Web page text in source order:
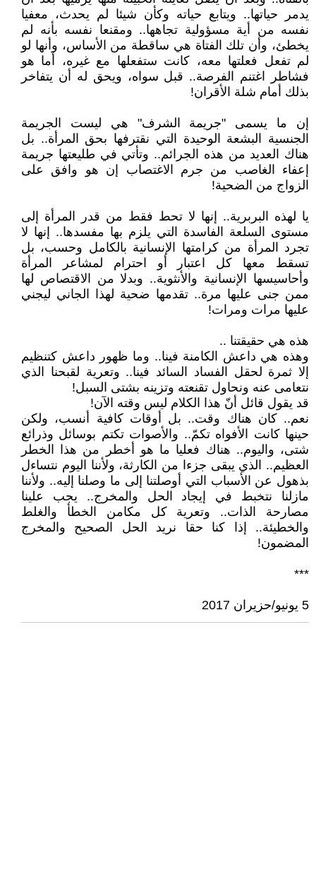
يدمر حياتها.. ويتابع حياته وكأن شيئا لم يحدث، معفيا
نفسه من أية مسؤولية تجاهها.. ومقنعا نفسه بأنه لم
يخطئ، وأن تلك الفتاة هي ساقطة من الأساس، وأنها لو
لم تفعل فعلتها معه، كانت ستفعلها مع غيره، أما هو
فشاطر اغتنم الفرصة.. قبل سواه، ويحق له أن يتفاخر
بذلك أمام شلة الأقران!
إن ما يسمى "جريمة الشرف" هي ليست الجريمة
الجنسية البشعة الوحيدة التي نقترفها بحق المرأة.. بل
هناك العديد من هذه الجرائم.. وتأتي في طليعتها جريمة
إعفاء الغاصب من جرم الاغتصاب إن هو وافق على
الزواج من الضحية!
يا لهذه البربرية.. إنها لا تحط فقط من قدر المرأة إلى
مستوى السلعة الفاسدة التي يلزم بها مفسدها.. إنها لا
تجرد المرأة من كرامتها الإنسانية بالكامل وحسب، بل
تسقط معها كل اعتبار أو احترام لمشاعر المرأة
وأحاسيسها الإنسانية والأنثوية.. وبدلا من الاقتصاص لها
ممن جنى عليها مرة.. تقدمها ضحية لهذا الجاني ليجني
عليها مرات ومرات!
هذه هي حقيقتنا ..
وهذه هي داعش الكامنة فينا.. وما ظهور داعش كتنظيم
إلا ثمرة لحقل الفساد السائد فينا.. وتعرية لقبحنا الذي
نتعامى عنه ونحاول تقنعته وتزينه بشتى السبل!
قد يقول قائل أنّ هذا الكلام ليس وقته الآن!
نعم.. كان هناك وقت.. بل أوقات كافية أنسب، ولكن
حينها كانت الأفواه تكمّ.. والأصوات تكتم بوسائل وذرائع
شتى، واليوم.. هناك فعليا ما هو أخطر من هذا الخطر
العظيم.. الذي يبقى جزءا من الكارثة، ولأننا اليوم نتساءل
بذهول عن الأسباب التي أوصلتنا إلى ما وصلنا إليه.. ولأننا
مازلنا نتخبط في إيجاد الحل والمخرج.. يجب علينا
مصارحة الذات.. وتعرية كل مكامن الخطأ والغلط
والخطيئة.. إذا كنا حقا نريد الحل الصحيح والمخرج
المضمون!
***
5 يونيو/حزيران 2017